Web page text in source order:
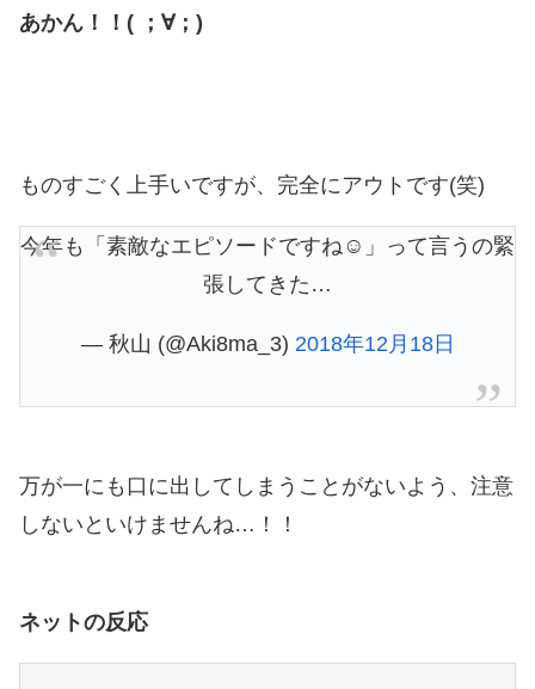
あかん！！( ；∀；)
ものすごく上手いですが、完全にアウトです(笑)
今年も「素敵なエピソードですね☺️」って言うの緊
張してきた…
— 秋山 (@Aki8ma_3) 2018年12月18日
万が一にも口に出してしまうことがないよう、注意
しないといけませんね…！！
ネットの反応